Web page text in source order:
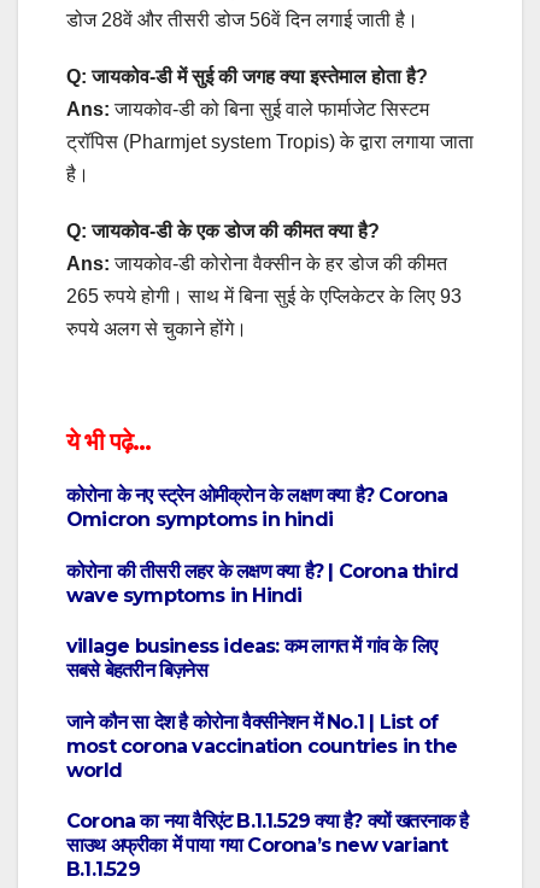
डोज 28वें और तीसरी डोज 56वें दिन लगाई जाती है।
Q: जायकोव-डी में सुई की जगह क्या इस्तेमाल होता है?
Ans: जायकोव-डी को बिना सुई वाले फार्माजेट सिस्टम
ट्रॉपिस (Pharmjet system Tropis) के द्वारा लगाया जाता
है।
Q: जायकोव-डी के एक डोज की कीमत क्या है?
Ans: जायकोव-डी कोरोना वैक्सीन के हर डोज की कीमत
265 रुपये होगी। साथ में बिना सुई के एप्लिकेटर के लिए 93
रुपये अलग से चुकाने होंगे।
ये भी पढ़े…
कोरोना के नए स्ट्रेन ओमीक्रोन के लक्षण क्या है? Corona
Omicron symptoms in hindi
कोरोना की तीसरी लहर के लक्षण क्या है? | Corona third
wave symptoms in Hindi
village business ideas: कम लागत में गांव के लिए
सबसे बेहतरीन बिज़नेस
जाने कौन सा देश है कोरोना वैक्सीनेशन में No.1 | List of
most corona vaccination countries in the
world
Corona का नया वैरिएंट B.1.1.529 क्या है? क्यों खतरनाक है
साउथ अफ्रीका में पाया गया Corona’s new variant
B.1.1.529